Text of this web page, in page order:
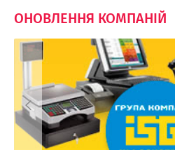
ОНОВЛЕННЯ КОМПАНІЙ